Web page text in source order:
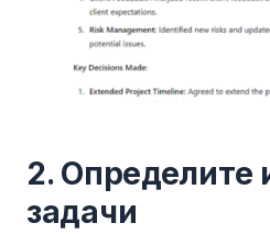
2. Определите
задачи